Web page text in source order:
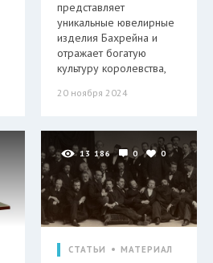
представляет
уникальные ювелирные
изделия Бахрейна и
отражает богатую
культуру королевства,
20 ноября 2024
13 186 0 0
СТАТЬИ МАТЕРИАЛ